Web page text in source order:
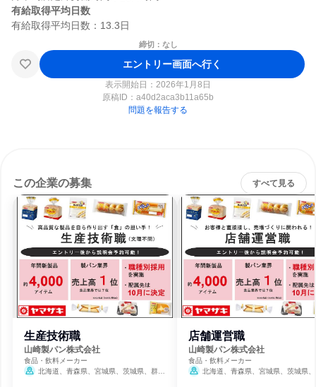
有給取得平均日数
締切：なし
エントリー画面へ行く
表示開始日：2026年1月8日
原稿ID： a40d2aca3b11a65b
問題を報告する
この企業の募集 すべて見る
生産技術職
山崎製パン株式会社
食品・飲料メーカー
北海道、青森県、宮城県、茨城県、群馬
店舗運営職
山崎製パン株式会社
食品・飲料メーカー
北海道、青森県、宮城県、茨城県